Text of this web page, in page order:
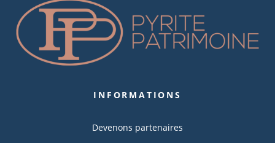
INFORMATIONS
Devenons partenaires